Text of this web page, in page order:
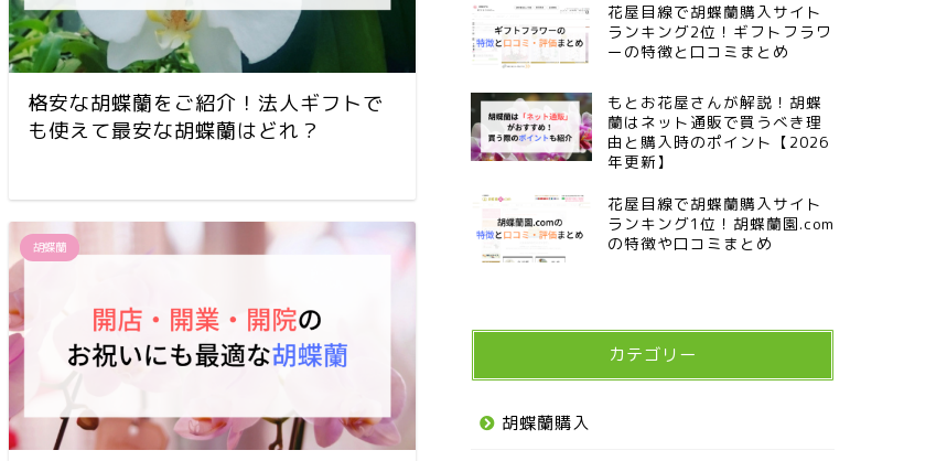
格安な胡蝶蘭をご紹介！法人ギフトで
も使えて最安な胡蝶蘭はどれ？
胡蝶蘭
花屋目線で胡蝶蘭購入サイト
ランキング2位！ギフトフラワ
ーの特徴と口コミまとめ
もとお花屋さんが解説！胡蝶
蘭はネット通販で買うべき理
由と購入時のポイント【2026
年更新】
花屋目線で胡蝶蘭購入サイト
ランキング1位！胡蝶蘭園.com
の特徴や口コミまとめ
カテゴリー
胡蝶蘭購入